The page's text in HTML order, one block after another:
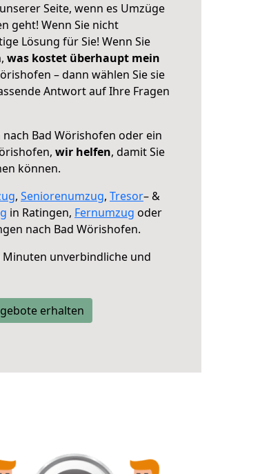
Seite, wenn es Umzüge
geht! Wenn Sie nicht
Lösung für Sie! Wenn Sie
was kostet überhaupt mein
– dann wählen Sie sie
Antwort auf Ihre Fragen
Bad Wörishofen oder ein
wir helfen, damit Sie
können.
, Seniorenumzug, Tresor– &
in Ratingen, Fernumzug oder
nach Bad Wörishofen.
unverbindliche und
erhalten